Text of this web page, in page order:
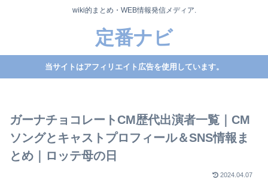
wiki的まとめ・WEB情報発信メディア.
定番ナビ
当サイトはアフィリエイト広告を使用しています。
ガーナチョコレートCM歴代出演者一覧｜CM
ソングとキャストプロフィール＆SNS情報ま
とめ｜ロッテ母の日
2024.04.07